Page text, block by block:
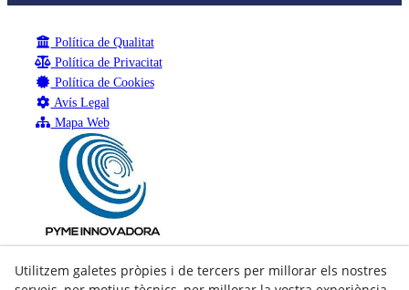
Política de Qualitat
Política de Privacitat
Política de Cookies
Avís Legal
Mapa Web
Utilitzem galetes pròpies i de tercers per millorar els nostres